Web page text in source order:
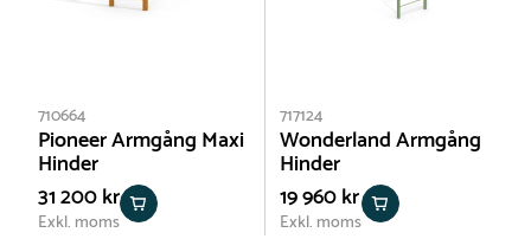
710664
Pioneer Armgång Maxi
Hinder
31 200 kr
Exkl. moms
717124
Wonderland Armgång
Hinder
19 960 kr
Exkl. moms